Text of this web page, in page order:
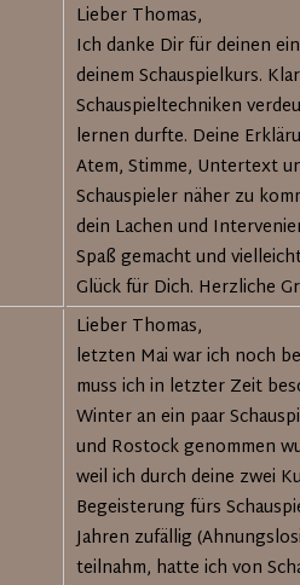
Lieber Thomas,
Ich danke Dir für deinen
deinem Schauspielkurs.
Schauspieltechniken
lernen durfte. Deine
Atem, Stimme, Untertext
Schauspieler näher zu
dein Lachen und
Spaß gemacht und
Glück für Dich. Herzliche
Lieber Thomas,
letzten Mai war ich noch
muss ich in letzter Zeit
Winter an ein paar
und Rostock genommen
weil ich durch deine zwei
Begeisterung fürs
Jahren zufällig
teilnahm, hatte ich von